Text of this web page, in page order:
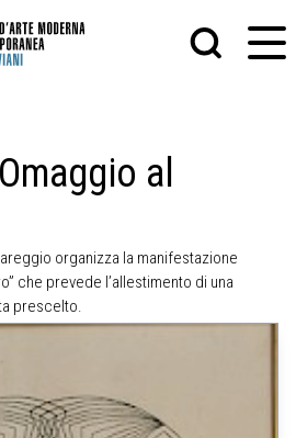
PITTURA
SCULTURA
MATRICI XILOGRAFICHE
FOTOGRAFIA
al
organizza la manifestazione
che prevede l’allestimento di una
prescelto.